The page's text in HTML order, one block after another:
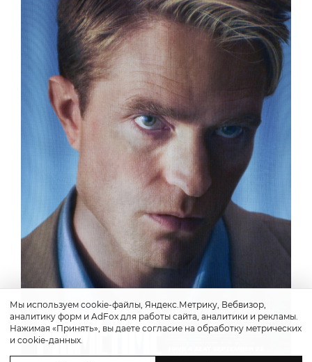
Мы используем cookie-файлы, Яндекс.Метрику, Вебвизор,
аналитику форм и AdFox для работы сайта, аналитики и рекламы.
Нажимая «Принять», вы даете согласие на обработку метрических
и cookie-данных.